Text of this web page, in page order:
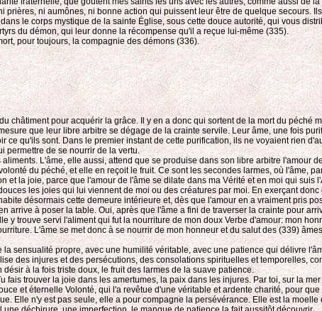
ni aumônes, ni bonne action qui puissent leur être de quelque secours.
le corps mystique de la sainte Église, sous cette douce autorité, qui vous
du démon, qui leur donne la récompense qu'il a reçue lui-même (335).
pour toujours, la compagnie des démons (336).
pour acquérir la grâce. Il y en a donc qui sortent de la mort du péché
que leur libre arbitre se dégage de la crainte servile. Leur âme, une fois
qu'ils sont. Dans le premier instant de cette purification, ils ne voyaient rien
permettre de se nourrir de la vertu.
L'âme, elle aussi, attend que se produise dans son libre arbitre l'amour
du péché, et elle en reçoit le fruit. Ce sont les secondes larmes, où l'âme,
la joie, parce que l'amour de l'âme se dilate dans ma Vérité et en moi qui suis
les joies qui lui viennent de moi ou des créatures par moi. En exerçant
désormais cette demeure intérieure et, dès que l'amour en a vraiment pris
à poser la table. Oui, après que l'âme a fini de traverser la crainte pour
trouve servi l'aliment qui fut la nourriture de mon doux Verbe d'amour: mon
L'âme se met donc à se nourrir de mon honneur et du salut des (339)
sensualité propre, avec une humilité véritable, avec une patience qui délivre
des injures et des persécutions, des consolations spirituelles et temporelles,
à la fois triste doux, le fruit des larmes de la suave patience.
trouver la joie dans les amertumes, la paix dans les injures. Par toi, sur la
et éternelle Volonté, qui l'a revêtue d'une véritable et ardente charité, pour
Elle n'y est pas seule, elle a pour compagne la persévérance. Elle est la